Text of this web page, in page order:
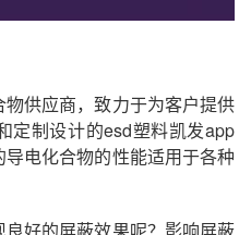
供应商，致力于为客户提供
定制设计的esd塑料凯发app
电化合物的性能适用于各种